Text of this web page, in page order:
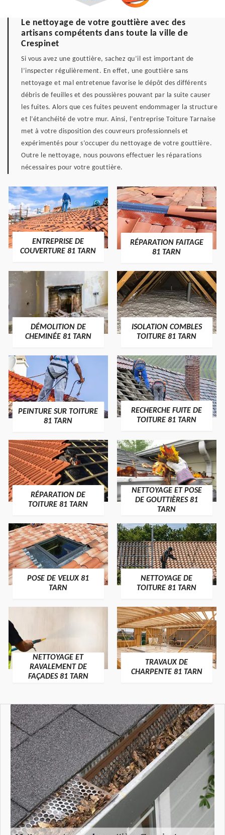
Le nettoyage de votre gouttière avec des
artisans compétents dans toute la ville de
Crespinet
Si vous avez une gouttière, sachez qu’il est important de
l’inspecter régulièrement. En effet, une gouttière sans
nettoyage et mal entretenue favorise le dépôt des différents
débris de feuilles et des poussières pouvant par la suite causer
les fuites. Alors que ces fuites peuvent endommager la structure
et l’étanchéité de votre mur. Ainsi, l’entreprise Toiture Tarnaise
met à votre disposition des couvreurs professionnels et
expérimentés pour s’occuper du nettoyage de votre gouttière.
Outre le nettoyage, nous pouvons effectuer les réparations
nécessaires pour votre gouttière.
ENTREPRISE DE
COUVERTURE 81 TARN
RÉPARATION FAITAGE
81 TARN
DÉMOLITION DE
CHEMINÉE 81 TARN
ISOLATION COMBLES
TOITURE 81 TARN
PEINTURE SUR TOITURE
81 TARN
RECHERCHE FUITE DE
TOITURE 81 TARN
RÉPARATION DE
TOITURE 81 TARN
NETTOYAGE ET POSE
DE GOUTTIÈRES 81
TARN
POSE DE VELUX 81
TARN
NETTOYAGE DE
TOITURE 81 TARN
NETTOYAGE ET
RAVALEMENT DE
FAÇADES 81 TARN
TRAVAUX DE
CHARPENTE 81 TARN